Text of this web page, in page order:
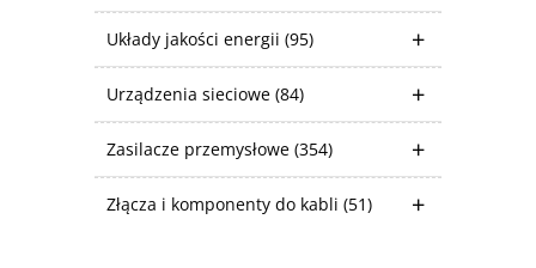
Układy jakości energii (95)
Urządzenia sieciowe (84)
Zasilacze przemysłowe (354)
Złącza i komponenty do kabli (51)